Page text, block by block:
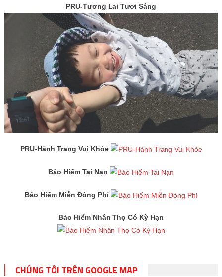
PRU-Tương Lai Tươi Sáng
PRU-Hành Trang Vui Khỏe
Bảo Hiểm Tai Nạn
Bảo Hiểm Miễn Đóng Phí
Bảo Hiểm Nhân Thọ Có Kỳ Hạn
CHÚNG TÔI TRÊN GOOGLE MAP